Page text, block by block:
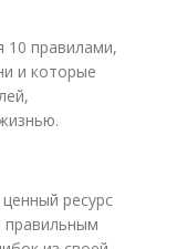
10 правилами,
и которые
ресурс
правильным